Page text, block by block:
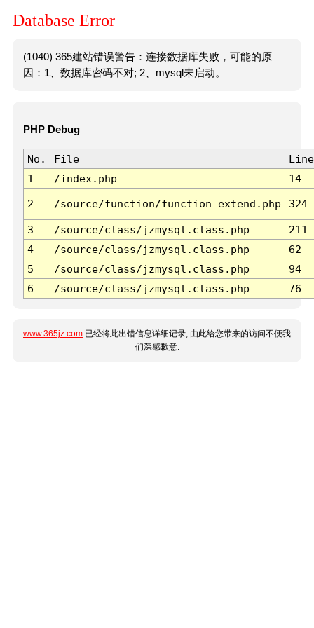
Database Error
(1040) 365建站错误警告：连接数据库失败，可能的原
因：1、数据库密码不对; 2、mysql未启动。
PHP Debug
No. File
Line
1
/index.php 14
2 /source/function/function_extend.php 324
3 /source/class/jzmysql.class.php
211
4
/source/class/jzmysql.class.php
62
5
/source/class/jzmysql.class.php
94
6
/source/class/jzmysql.class.php 76
www.365jz.com 已经将此出错信息详细记录, 由此给您带来的访问不便我
们深感歉意.